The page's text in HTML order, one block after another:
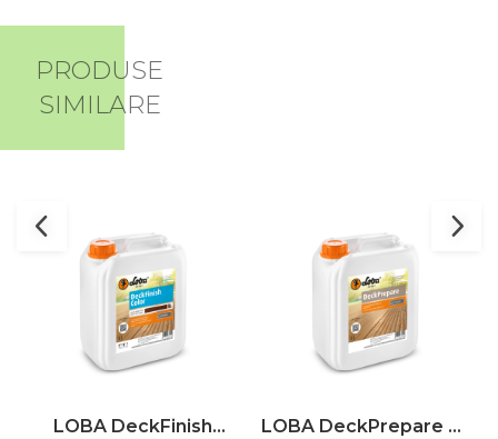
PRODUSE
SIMILARE
LOBA DeckFinish
LOBA DeckPrepare 5L